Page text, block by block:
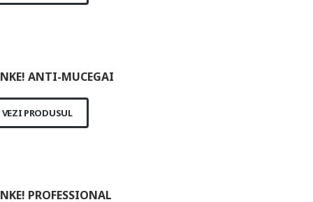
ANTI-MUCEGAI
VEZI PRODUSUL
PROFESSIONAL